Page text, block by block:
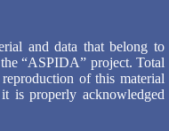
and data that belong to
“ASPIDA” project. Total
of this material
is properly acknowledged